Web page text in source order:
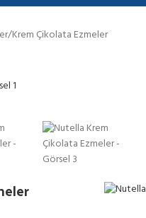
/Krem Çikolata Ezmeler